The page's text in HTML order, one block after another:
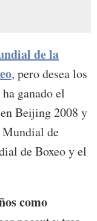
de la
, pero desea los
ganado el
Beijing 2008 y
de
de Boxeo y el
como